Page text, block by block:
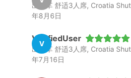
出租车 舒适3人席, Croatia
年8月6日
V
VerifiedUser
出租车 舒适3人席, Croatia
年7月16日